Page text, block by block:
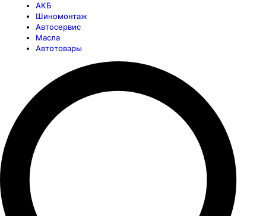
АКБ
Шиномонтаж
Автосервис
Масла
Автотовары